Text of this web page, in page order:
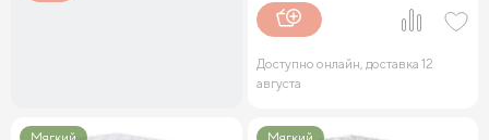
Доступно онлайн, доставка 12
августа